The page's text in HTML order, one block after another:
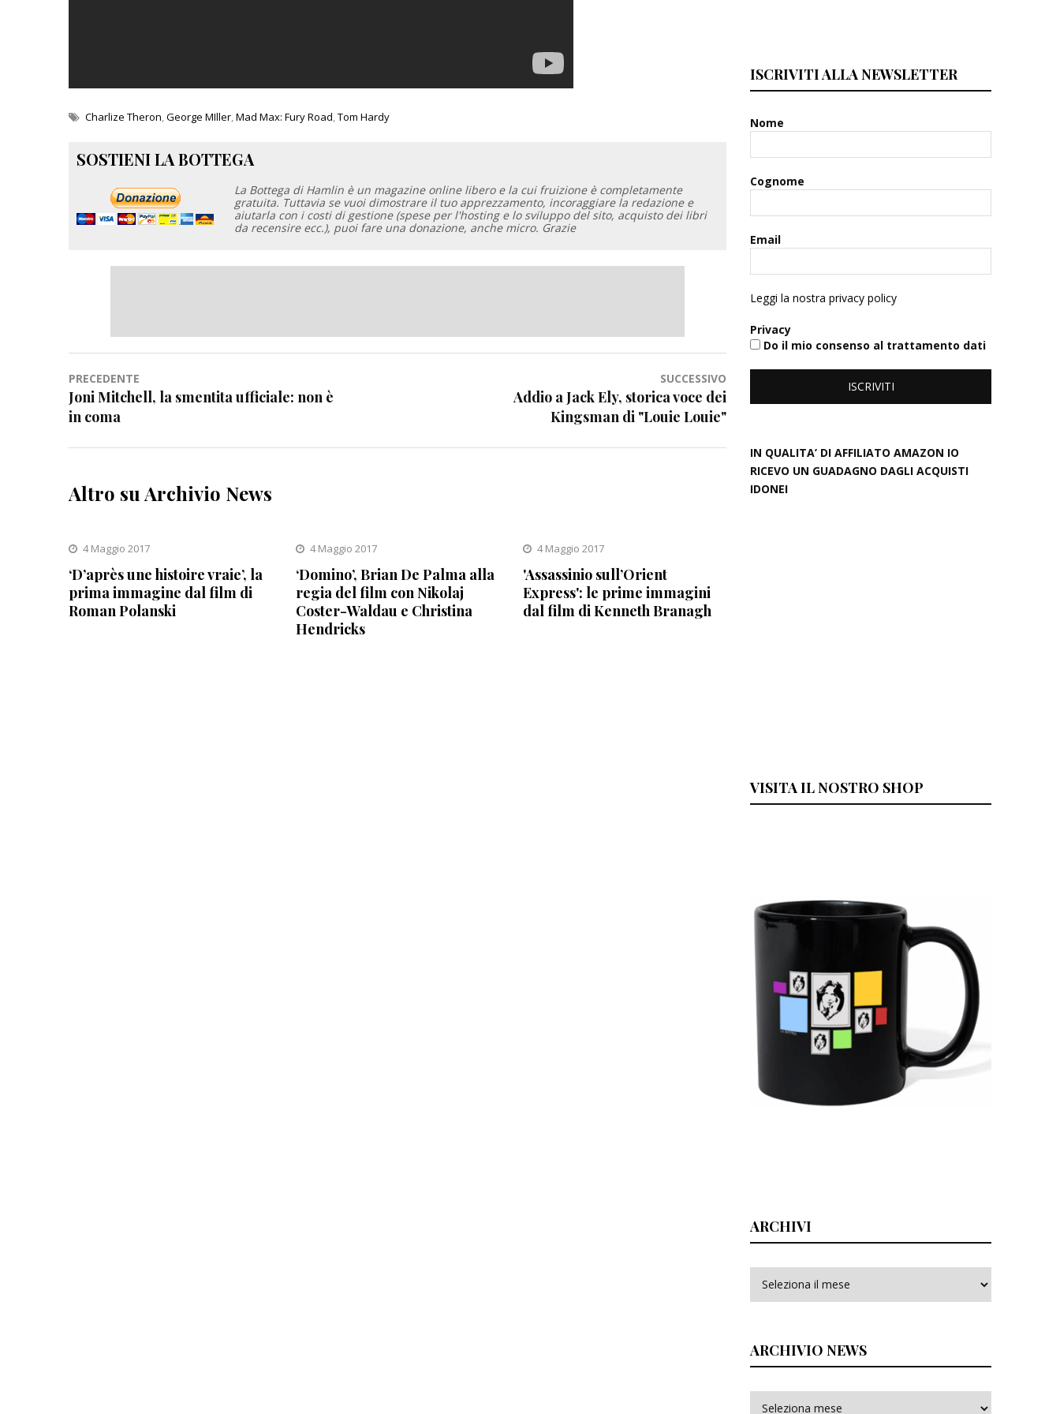
Charlize Theron,George MIller,Mad Max: Fury Road,Tom Hardy
SOSTIENI LA BOTTEGA
La Bottega di Hamlin è un magazine online libero e la cui fruizione è completamente
gratuita. Tuttavia se vuoi dimostrare il tuo apprezzamento, incoraggiare la redazione e
aiutarla con i costi di gestione (spese per l'hosting e lo sviluppo del sito, acquisto dei libri
da recensire ecc.), puoi fare una donazione, anche micro. Grazie
Navigazione
articoli
PRECEDENTE
Joni Mitchell, la smentita ufficiale: non è
in coma
SUCCESSIVO
Addio a Jack Ely, storica voce dei
Kingsman di "Louie Louie"
Altro su Archivio News
4 Maggio 2017
‘D’après une histoire vraie’, la
prima immagine dal film di
Roman Polanski
4 Maggio 2017
‘Domino’, Brian De Palma alla
regia del film con Nikolaj
Coster-Waldau e Christina
Hendricks
4 Maggio 2017
'Assassinio sull’Orient
Express': le prime immagini
dal film di Kenneth Branagh
ISCRIVITI ALLA NEWSLETTER
Nome
Cognome
Email
Leggi la nostra privacy policy
Privacy
Do il mio consenso al trattamento dati
IN QUALITA’ DI AFFILIATO AMAZON IO
RICEVO UN GUADAGNO DAGLI ACQUISTI
IDONEI
VISITA IL NOSTRO SHOP
ARCHIVI
ARCHIVIO NEWS